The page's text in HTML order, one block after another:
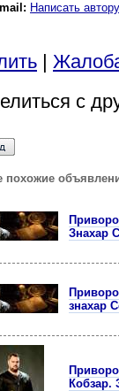
Написать автору
|
с
похожие
Знахар
знахар
Кобзар.